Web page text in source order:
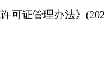
可证管理办法》